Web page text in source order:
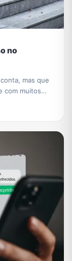
no
mas que
com muitos